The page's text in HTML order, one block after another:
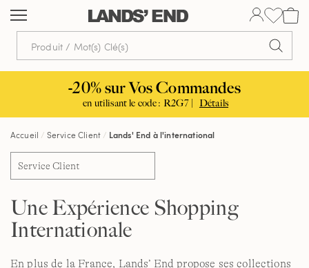
Aller
au
contenu
Aller
navigation
Aller
dans
barre
de
-20% sur Vos Commandes
en utilisant le code : R2G7 | Détails
Accueil Service Client Lands' End à l'international
Service Client
Une Expérience Shopping
Internationale
En plus de la France, Lands’ End propose ses collections